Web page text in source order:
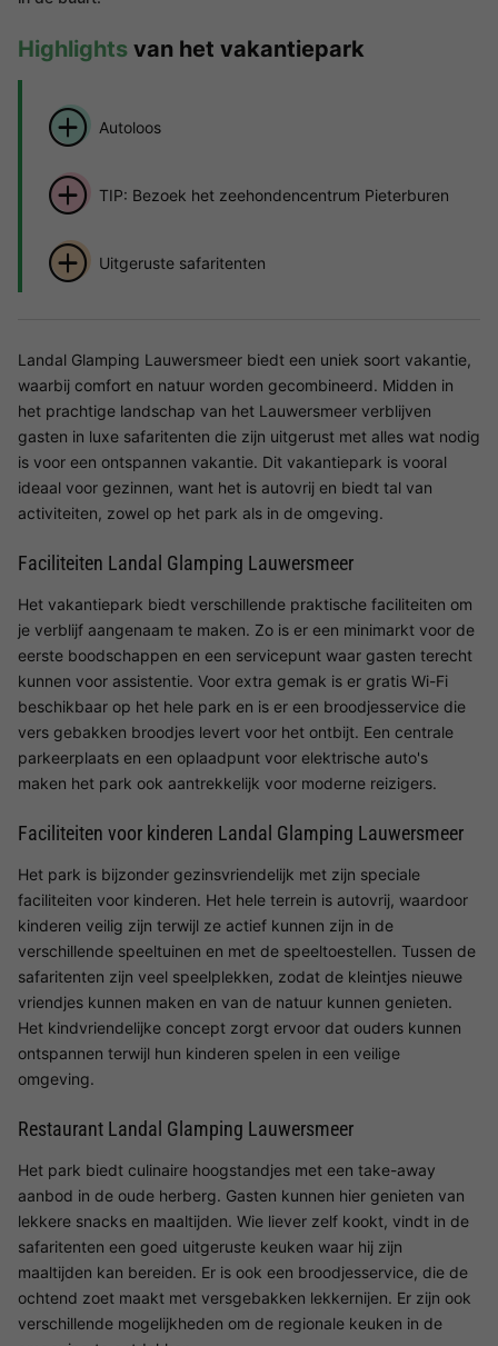
Highlights van het vakantiepark
Autoloos
TIP: Bezoek het zeehondencentrum Pieterburen
Uitgeruste safaritenten
Landal Glamping Lauwersmeer biedt een uniek soort vakantie,
waarbij comfort en natuur worden gecombineerd. Midden in
het prachtige landschap van het Lauwersmeer verblijven
gasten in luxe safaritenten die zijn uitgerust met alles wat nodig
is voor een ontspannen vakantie. Dit vakantiepark is vooral
ideaal voor gezinnen, want het is autovrij en biedt tal van
activiteiten, zowel op het park als in de omgeving.
Faciliteiten Landal Glamping Lauwersmeer
Het vakantiepark biedt verschillende praktische faciliteiten om
je verblijf aangenaam te maken. Zo is er een minimarkt voor de
eerste boodschappen en een servicepunt waar gasten terecht
kunnen voor assistentie. Voor extra gemak is er gratis Wi-Fi
beschikbaar op het hele park en is er een broodjesservice die
vers gebakken broodjes levert voor het ontbijt. Een centrale
parkeerplaats en een oplaadpunt voor elektrische auto's
maken het park ook aantrekkelijk voor moderne reizigers.
Faciliteiten voor kinderen Landal Glamping Lauwersmeer
Het park is bijzonder gezinsvriendelijk met zijn speciale
faciliteiten voor kinderen. Het hele terrein is autovrij, waardoor
kinderen veilig zijn terwijl ze actief kunnen zijn in de
verschillende speeltuinen en met de speeltoestellen. Tussen de
safaritenten zijn veel speelplekken, zodat de kleintjes nieuwe
vriendjes kunnen maken en van de natuur kunnen genieten.
Het kindvriendelijke concept zorgt ervoor dat ouders kunnen
ontspannen terwijl hun kinderen spelen in een veilige
omgeving.
Restaurant Landal Glamping Lauwersmeer
Het park biedt culinaire hoogstandjes met een take-away
aanbod in de oude herberg. Gasten kunnen hier genieten van
lekkere snacks en maaltijden. Wie liever zelf kookt, vindt in de
safaritenten een goed uitgeruste keuken waar hij zijn
maaltijden kan bereiden. Er is ook een broodjesservice, die de
ochtend zoet maakt met versgebakken lekkernijen. Er zijn ook
verschillende mogelijkheden om de regionale keuken in de